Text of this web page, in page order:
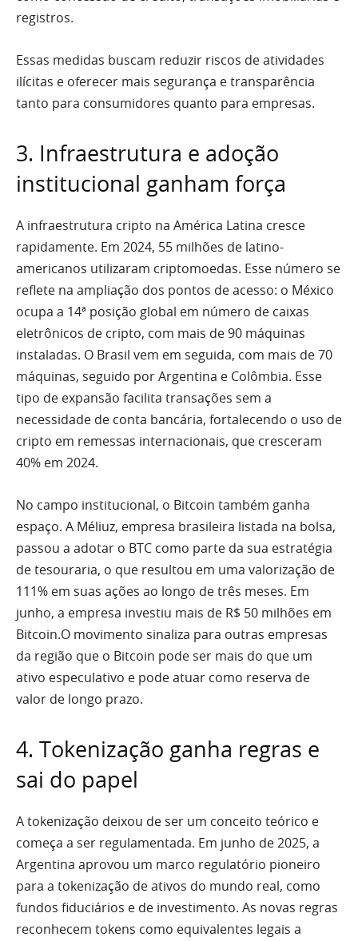
registros.
Essas medidas buscam reduzir riscos de atividades
ilícitas e oferecer mais segurança e transparência
tanto para consumidores quanto para empresas.
3. Infraestrutura e adoção
institucional ganham força
A infraestrutura cripto na América Latina cresce
rapidamente. Em 2024, 55 milhões de latino-
americanos utilizaram criptomoedas. Esse número se
reflete na ampliação dos pontos de acesso: o México
ocupa a 14ª posição global em número de caixas
eletrônicos de cripto, com mais de 90 máquinas
instaladas. O Brasil vem em seguida, com mais de 70
máquinas, seguido por Argentina e Colômbia. Esse
tipo de expansão facilita transações sem a
necessidade de conta bancária, fortalecendo o uso de
cripto em remessas internacionais, que cresceram
40% em 2024.
No campo institucional, o Bitcoin também ganha
espaço. A Méliuz, empresa brasileira listada na bolsa,
passou a adotar o BTC como parte da sua estratégia
de tesouraria, o que resultou em uma valorização de
111% em suas ações ao longo de três meses. Em
junho, a empresa investiu mais de R$ 50 milhões em
Bitcoin.O movimento sinaliza para outras empresas
da região que o Bitcoin pode ser mais do que um
ativo especulativo e pode atuar como reserva de
valor de longo prazo.
4. Tokenização ganha regras e
sai do papel
A tokenização deixou de ser um conceito teórico e
começa a ser regulamentada. Em junho de 2025, a
Argentina aprovou um marco regulatório pioneiro
para a tokenização de ativos do mundo real, como
fundos fiduciários e de investimento. As novas regras
reconhecem tokens como equivalentes legais a